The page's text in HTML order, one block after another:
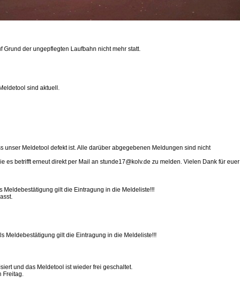
Grund der ungepflegten Laufbahn nicht mehr statt.
sind aktuell.
unser Meldetool defekt ist. Alle darüber abgegebenen Meldungen sind nicht
es betrifft erneut direkt per Mail an stunde17@kolv.de zu melden. Vielen Dank für euer
Meldebestätigung gilt die Eintragung in die Meldeliste!!!
Meldebestätigung gilt die Eintragung in die Meldeliste!!!
und das Meldetool ist wieder frei geschaltet.
Freitag.